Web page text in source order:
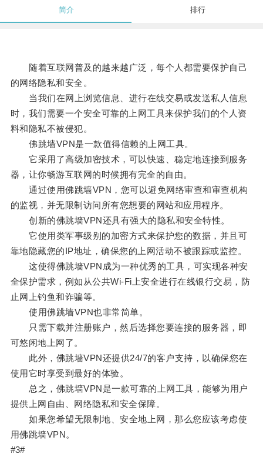
简介 排行
随着互联网普及的越来越广泛，每个人都需要保护自己
的网络隐私和安全。
当我们在网上浏览信息、进行在线交易或发送私人信息
时，我们需要一个安全可靠的上网工具来保护我们的个人资
料和隐私不被侵犯。
佛跳墙VPN是一款值得信赖的上网工具。
它采用了高级加密技术，可以快速、稳定地连接到服务
器，让你畅游互联网的时候拥有完全的自由。
通过使用佛跳墙VPN，您可以避免网络审查和审查机构
的监视，并无限制访问所有您想要的网站和应用程序。
创新的佛跳墙VPN还具有强大的隐私和安全特性。
它使用类军事级别的加密方式来保护您的数据，并且可
靠地隐藏您的IP地址，确保您的上网活动不被跟踪或监控。
这使得佛跳墙VPN成为一种优秀的工具，可实现各种安
全保护需求，例如从公共Wi-Fi上安全进行在线银行交易，防
止网上钓鱼和诈骗等。
使用佛跳墙VPN也非常简单。
只需下载并注册账户，然后选择您要连接的服务器，即
可悠闲地上网了。
此外，佛跳墙VPN还提供24/7的客户支持，以确保您在
使用它时享受到最好的体验。
总之，佛跳墙VPN是一款可靠的上网工具，能够为用户
提供上网自由、网络隐私和安全保障。
如果您希望无限制地、安全地上网，那么您应该考虑使
用佛跳墙VPN。
#3#